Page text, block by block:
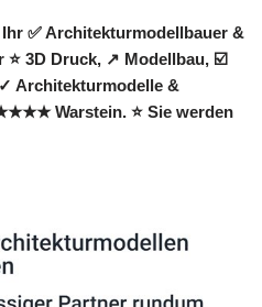
✅ Architekturmodellbauer &
3D Druck, ↗️ Modellbau, ☑️
Architekturmodelle &
Warstein. ⭐ Sie werden